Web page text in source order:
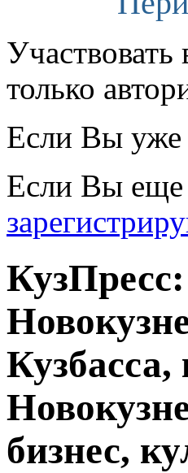
Участвовать
только
Если Вы уже
Если Вы еще
бизнес,